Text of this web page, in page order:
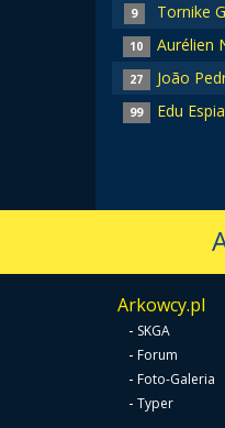
9 Tornike
10 Aurélien
27 João
99 Edu
Arkowcy.pl
- SKGA
- Forum
- Foto-Galeria
- Typer